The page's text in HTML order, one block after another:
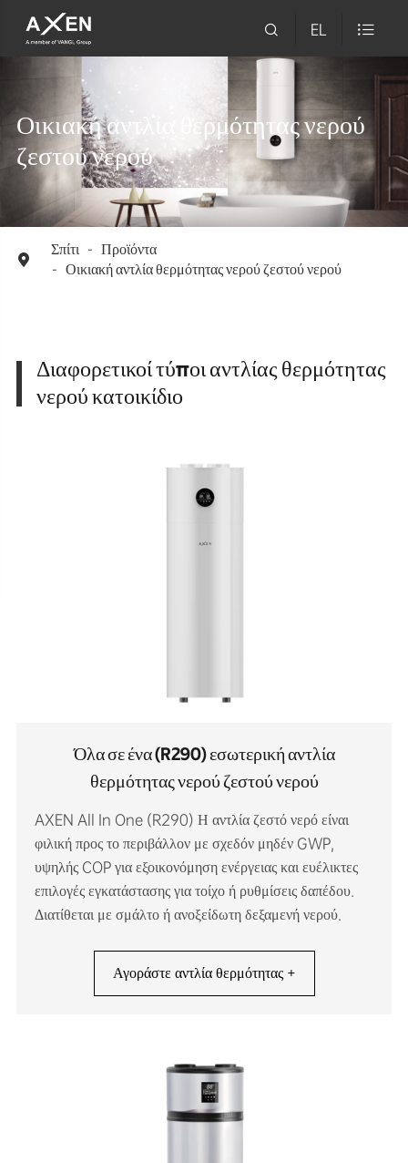
 EL 
Οικιακή αντλία θερμότητας νερού
ζεστού νερού

Σπίτι Προϊόντα
Οικιακή αντλία θερμότητας νερού ζεστού νερού
Διαφορετικοί τύποι αντλίας θερμότητας
νερού κατοικίδιο
Όλα σε ένα (R290) εσωτερική αντλία
θερμότητας νερού ζεστού νερού
AXEN All In One (R290) Η αντλία ζεστό νερό είναι
φιλική προς το περιβάλλον με σχεδόν μηδέν GWP,
υψηλής COP για εξοικονόμηση ενέργειας και ευέλικτες
επιλογές εγκατάστασης για τοίχο ή ρυθμίσεις δαπέδου.
Διατίθεται με σμάλτο ή ανοξείδωτη δεξαμενή νερού.
Αγοράστε αντλία θερμότητας +